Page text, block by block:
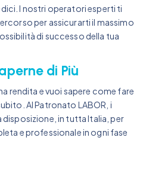
I nostri operatori esperti ti
per assicurarti il massimo
di successo della tua
di Più
rendita e vuoi sapere come fare
Al Patronato LABOR, i
in tutta Italia, per
e professionale in ogni fase